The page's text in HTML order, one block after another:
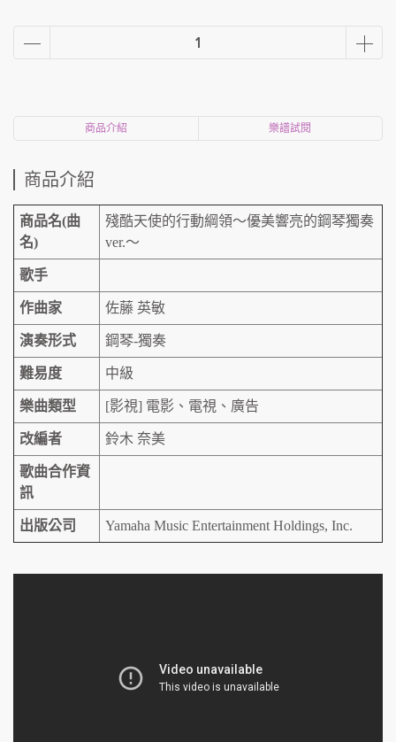
商品介紹 樂譜試閱
商品介紹
商品名(曲
名)
殘酷天使的行動綱領～優美響亮的鋼琴獨奏
ver.～
歌手
作曲家 佐藤 英敏
演奏形式 鋼琴-獨奏
難易度 中級
樂曲類型 [影視] 電影、電視、廣告
改編者 鈴木 奈美
歌曲合作資
訊
出版公司 Yamaha Music Entertainment Holdings, Inc.